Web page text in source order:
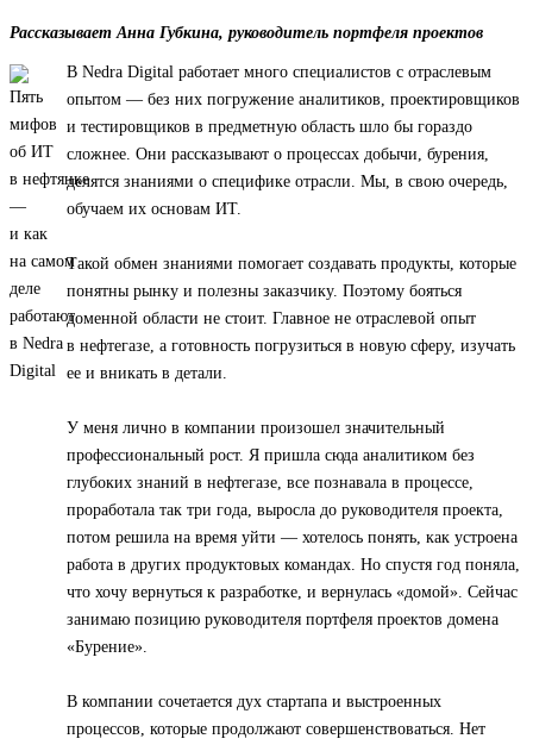
Рассказывает Анна Губкина, руководитель портфеля проектов
В Nedra Digital работает много специалистов с отраслевым
опытом — без них погружение аналитиков, проектировщиков
и тестировщиков в предметную область шло бы гораздо
сложнее. Они рассказывают о процессах добычи, бурения,
делятся знаниями о специфике отрасли. Мы, в свою очередь,
обучаем их основам ИТ.
Такой обмен знаниями помогает создавать продукты, которые
понятны рынку и полезны заказчику. Поэтому бояться
доменной области не стоит. Главное не отраслевой опыт
в нефтегазе, а готовность погрузиться в новую сферу, изучать
ее и вникать в детали.
У меня лично в компании произошел значительный
профессиональный рост. Я пришла сюда аналитиком без
глубоких знаний в нефтегазе, все познавала в процессе,
проработала так три года, выросла до руководителя проекта,
потом решила на время уйти — хотелось понять, как устроена
работа в других продуктовых командах. Но спустя год поняла,
что хочу вернуться к разработке, и вернулась «домой». Сейчас
занимаю позицию руководителя портфеля проектов домена
«Бурение».
В компании сочетается дух стартапа и выстроенных
процессов, которые продолжают совершенствоваться. Нет